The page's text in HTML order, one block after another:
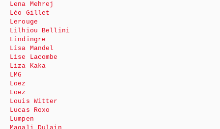
Lena Mehrej
Léo Gillet
Lerouge
Lilhiou Bellini
Lindingre
Lisa Mandel
Lise Lacombe
Liza Kaka
LMG
Loez
Loez
Louis Witter
Lucas Roxo
Lumpen